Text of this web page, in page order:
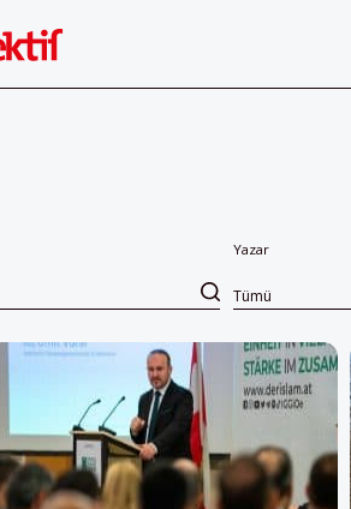
Yazar
Tümü